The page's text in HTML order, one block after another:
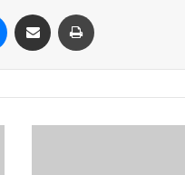
Messenger
Share via Email